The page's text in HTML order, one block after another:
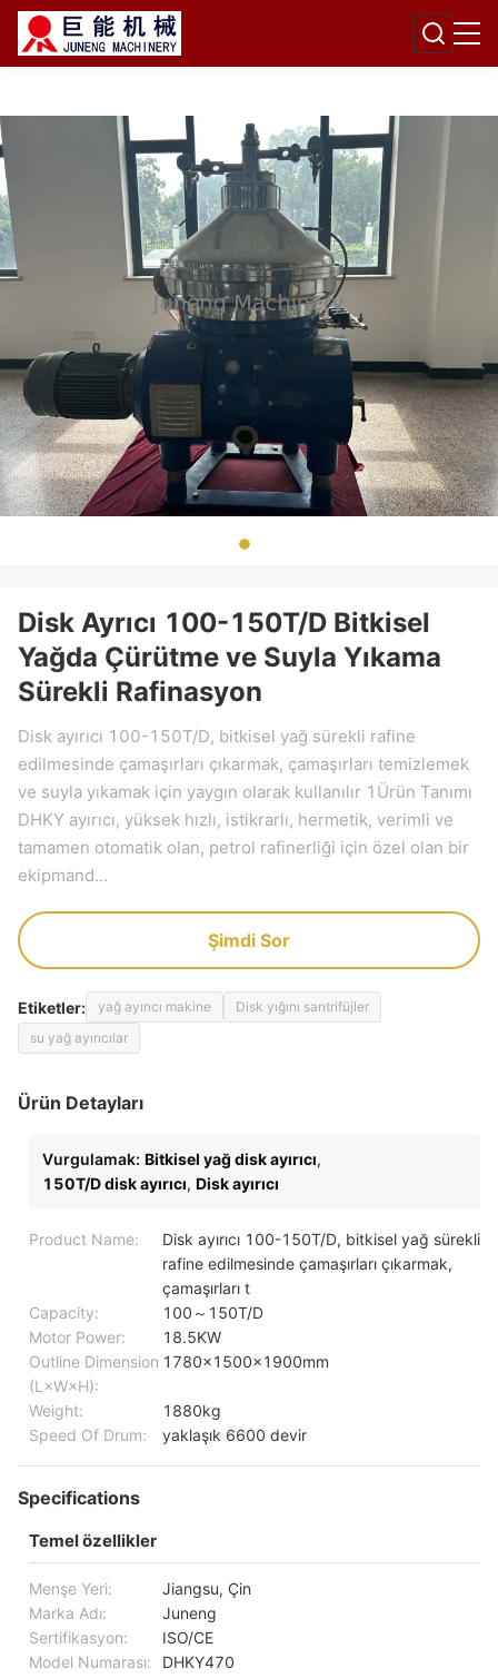
Disk Ayrıcı 100-150T/D Bitkisel
Yağda Çürütme ve Suyla Yıkama
Sürekli Rafinasyon
Disk ayırıcı 100-150T/D, bitkisel yağ sürekli rafine
edilmesinde çamaşırları çıkarmak, çamaşırları temizlemek
ve suyla yıkamak için yaygın olarak kullanılır 1Ürün Tanımı
DHKY ayırıcı, yüksek hızlı, istikrarlı, hermetik, verimli ve
tamamen otomatik olan, petrol rafinerliği için özel olan bir
ekipmand...
Şimdi Sor
Etiketler: yağ ayırıcı makine
Disk yığını santrifüjler
su yağ ayırıcılar
Ürün Detayları
Vurgulamak: Bitkisel yağ disk ayırıcı,
150T/D disk ayırıcı, Disk ayırıcı
Product Name:
Disk ayırıcı 100-150T/D, bitkisel yağ sürekli
rafine edilmesinde çamaşırları çıkarmak,
çamaşırları t
Capacity:
100～150T/D
Motor Power:
18.5KW
Outline Dimension
(L×W×H):
1780x1500x1900mm
Weight:
1880kg
Speed Of Drum:
yaklaşık 6600 devir
Specifications
Temel özellikler
Menşe Yeri:
Jiangsu, Çin
Marka Adı:
Juneng
Sertifikasyon:
ISO/CE
Model Numarası:
DHKY470